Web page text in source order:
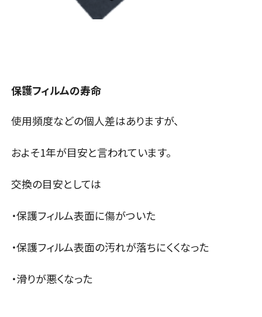
保護フィルムの寿命
使用頻度などの個人差はありますが、
およそ1年が目安と言われています。
交換の目安としては
・保護フィルム表面に傷がついた
・保護フィルム表面の汚れが落ちにくくなった
・滑りが悪くなった